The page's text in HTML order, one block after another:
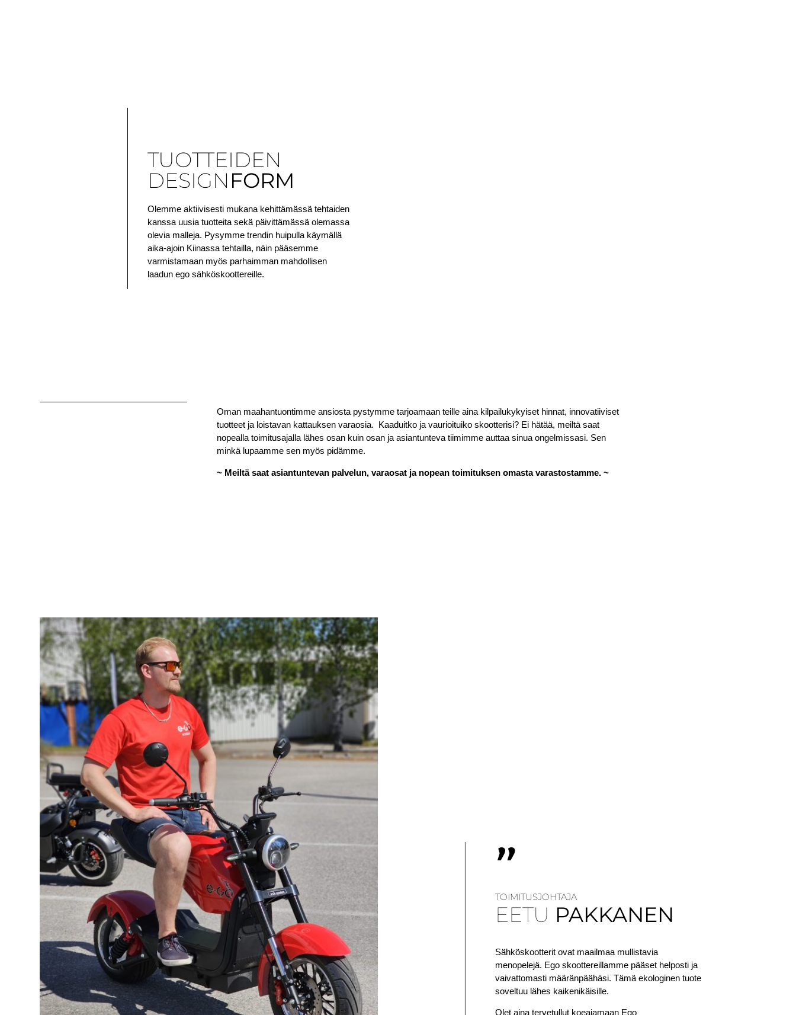
TUOTTEIDEN
DESIGN FORM
Olemme aktiivisesti mukana kehittämässä tehtaiden
kanssa uusia tuotteita sekä päivittämässä olemassa
olevia malleja. Pysymme trendin huipulla käymällä
aika-ajoin Kiinassa tehtailla, näin pääsemme
varmistamaan myös parhaimman mahdollisen
laadun ego sähköskoottereille.
Oman maahantuontimme ansiosta pystymme tarjoamaan teille aina kilpailukykyiset hinnat, innovatiiviset
tuotteet ja loistavan kattauksen varaosia. Kaaduitko ja vaurioituiko skootterisi? Ei hätää, meiltä saat
nopealla toimitusajalla lähes osan kuin osan ja asiantunteva tiimimme auttaa sinua ongelmissasi. Sen
minkä lupaamme sen myös pidämme.
~ Meiltä saat asiantuntevan palvelun, varaosat ja nopean toimituksen omasta varastostamme. ~
"
TOIMITUSJOHTAJA
EETU PAKKANEN
Sähköskootterit ovat maailmaa mullistavia
menopelejä. Ego skoottereillamme pääset helposti ja
vaivattomasti määränpäähäsi. Tämä ekologinen tuote
soveltuu lähes kaikenikäisille.
Olet aina tervetullut koeajamaan Ego